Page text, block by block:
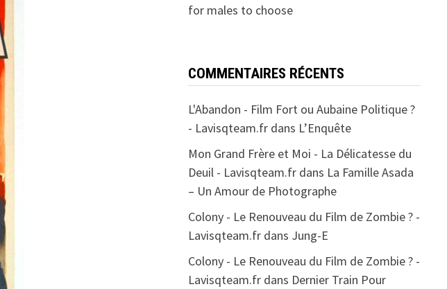
for males to choose
COMMENTAIRES RÉCENTS
L'Abandon - Film Fort ou Aubaine Politique ?
- Lavisqteam.frdans L’Enquête
Mon Grand Frère et Moi - La Délicatesse du
Deuil - Lavisqteam.frdans La Famille Asada
– Un Amour de Photographe
Colony - Le Renouveau du Film de Zombie ? -
Lavisqteam.frdans Jung-E
Colony - Le Renouveau du Film de Zombie ? -
Lavisqteam.frdans Dernier Train Pour